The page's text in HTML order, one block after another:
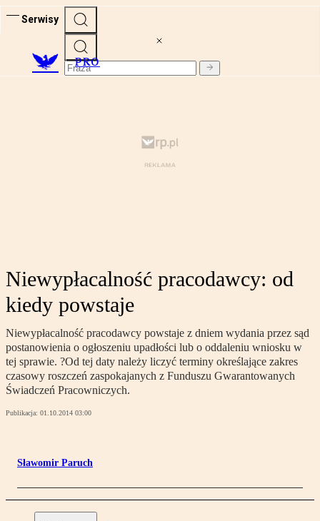
Serwisy
PRO
Niewypłacalność pracodawcy: od
kiedy powstaje
Niewypłacalność pracodawcy powstaje z dniem wydania przez sąd
postanowienia o ogłoszeniu upadłości lub o oddaleniu wniosku w
tej sprawie. ?Od tej daty należy liczyć terminy określające zakres
czasowy roszczeń zaspokajanych z Funduszu Gwarantowanych
Świadczeń Pracowniczych.
Publikacja: 01.10.2014 03:00
Sławomir Paruch